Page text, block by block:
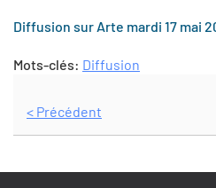
Diffusion sur Arte mardi 17 mai
Mots-clés: Diffusion
< Précédent